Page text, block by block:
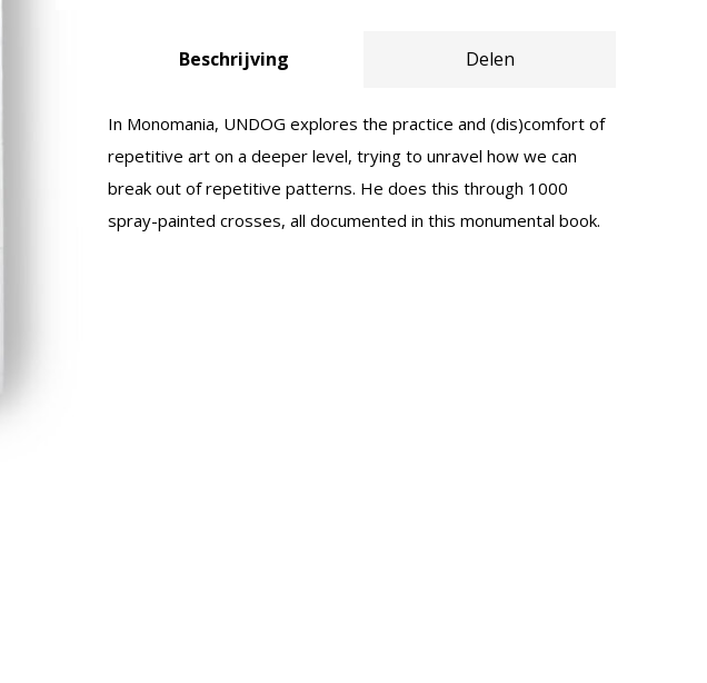
Beschrijving Delen
In Monomania, UNDOG explores the practice and (dis)comfort of
repetitive art on a deeper level, trying to unravel how we can
break out of repetitive patterns. He does this through 1000
spray-painted crosses, all documented in this monumental book.